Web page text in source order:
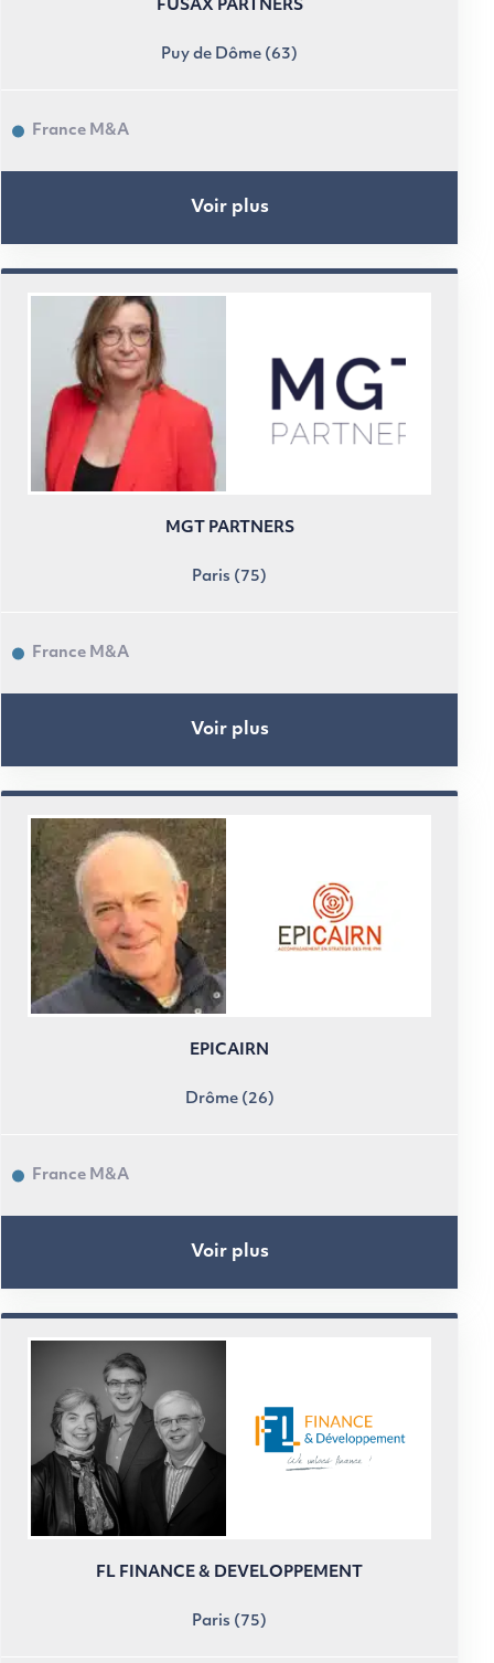
FUSAX PARTNERS
Puy de Dôme (63)
France M&A
Voir plus
MGT PARTNERS
Paris (75)
France M&A
Voir plus
EPICAIRN
Drôme (26)
France M&A
Voir plus
FL FINANCE & DEVELOPPEMENT
Paris (75)